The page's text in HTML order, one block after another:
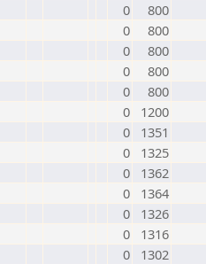
0
800
0
800
0
800
0
800
0
800
0
1200
0
1351
0
1325
0
1362
0
1364
0
1326
0
1316
0
1302